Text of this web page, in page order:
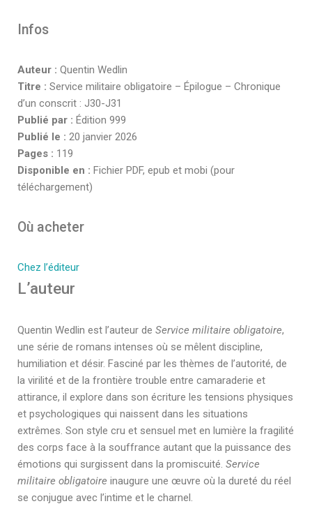
Infos
Auteur : Quentin Wedlin
Titre : Service militaire obligatoire – Épilogue – Chronique
d’un conscrit : J30-J31
Publié par : Édition 999
Publié le : 20 janvier 2026
Pages : 119
Disponible en : Fichier PDF, epub et mobi (pour
téléchargement)
Où acheter
Chez l’éditeur
L’auteur
Quentin Wedlin est l’auteur de Service militaire obligatoire,
une série de romans intenses où se mêlent discipline,
humiliation et désir. Fasciné par les thèmes de l’autorité, de
la virilité et de la frontière trouble entre camaraderie et
attirance, il explore dans son écriture les tensions physiques
et psychologiques qui naissent dans les situations
extrêmes. Son style cru et sensuel met en lumière la fragilité
des corps face à la souffrance autant que la puissance des
émotions qui surgissent dans la promiscuité. Service
militaire obligatoire inaugure une œuvre où la dureté du réel
se conjugue avec l’intime et le charnel.